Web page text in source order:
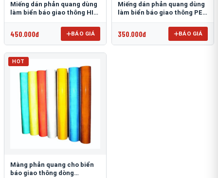
Miếng dán phản quang dùng
làm biển báo giao thông HIP
450.000đ BÁO GIÁ
Miếng dán phản quang dùng
làm biển báo giao thông PEG
350.000đ BÁO GIÁ
HOT
Màng phản quang cho biển
báo giao thông dòng